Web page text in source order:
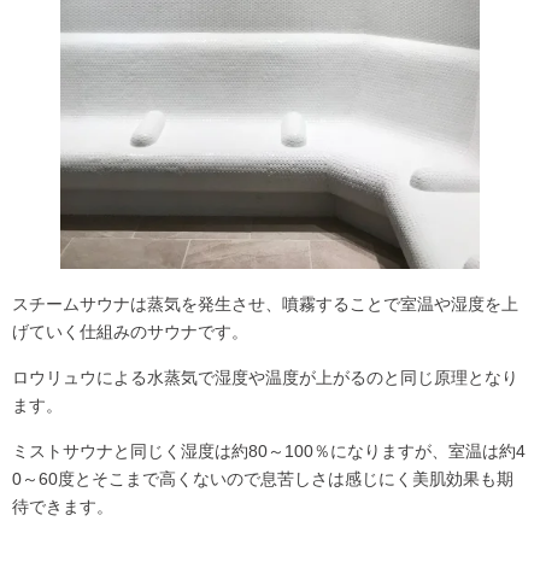
スチームサウナは蒸気を発生させ、噴霧することで室温や湿度を上
げていく仕組みのサウナです。
ロウリュウによる水蒸気で湿度や温度が上がるのと同じ原理となり
ます。
ミストサウナと同じく湿度は約80～100％になりますが、室温は約4
0～60度とそこまで高くないので息苦しさは感じにく美肌効果も期
待できます。